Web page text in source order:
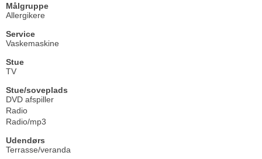
Målgruppe
Allergikere
Service
Vaskemaskine
Stue
TV
Stue/soveplads
DVD afspiller
Radio
Radio/mp3
Udendørs
Terrasse/veranda